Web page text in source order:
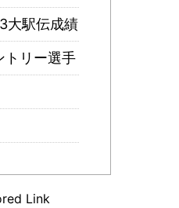
大駅伝成績
トリー選手
Link